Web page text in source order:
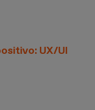
UX/UI